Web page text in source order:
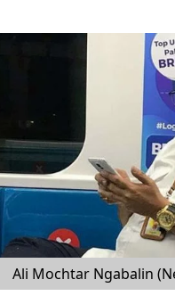
Ali Mochtar Ngabalin